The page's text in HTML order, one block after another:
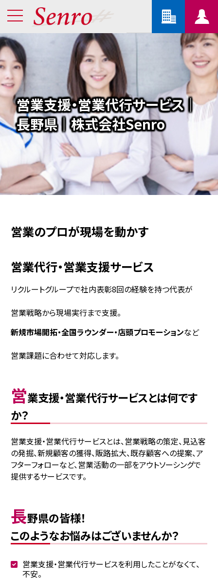
営業支援・営業代行サービス｜
長野県｜株式会社Senro
営業のプロが現場を動かす
営業代行・営業支援サービス
リクルートグループで社内表彰8回の経験を持つ代表が
営業戦略から現場実行まで支援。
新規市場開拓・全国ラウンダー・店頭プロモーションなど
営業課題に合わせて対応します。
営業支援・営業代行サービスとは何です
か？
営業支援・営業代行サービスとは、営業戦略の策定、見込客
の発掘、新規顧客の獲得、販路拡大、既存顧客への提案、ア
フターフォローなど、営業活動の一部をアウトソーシングで
提供するサービスです。
長野県の皆様！
このようなお悩みはございませんか？
営業支援・営業代行サービスを利用したことがなくて、
不安。